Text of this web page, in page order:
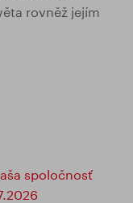
rovněž jejím
spoločnosť